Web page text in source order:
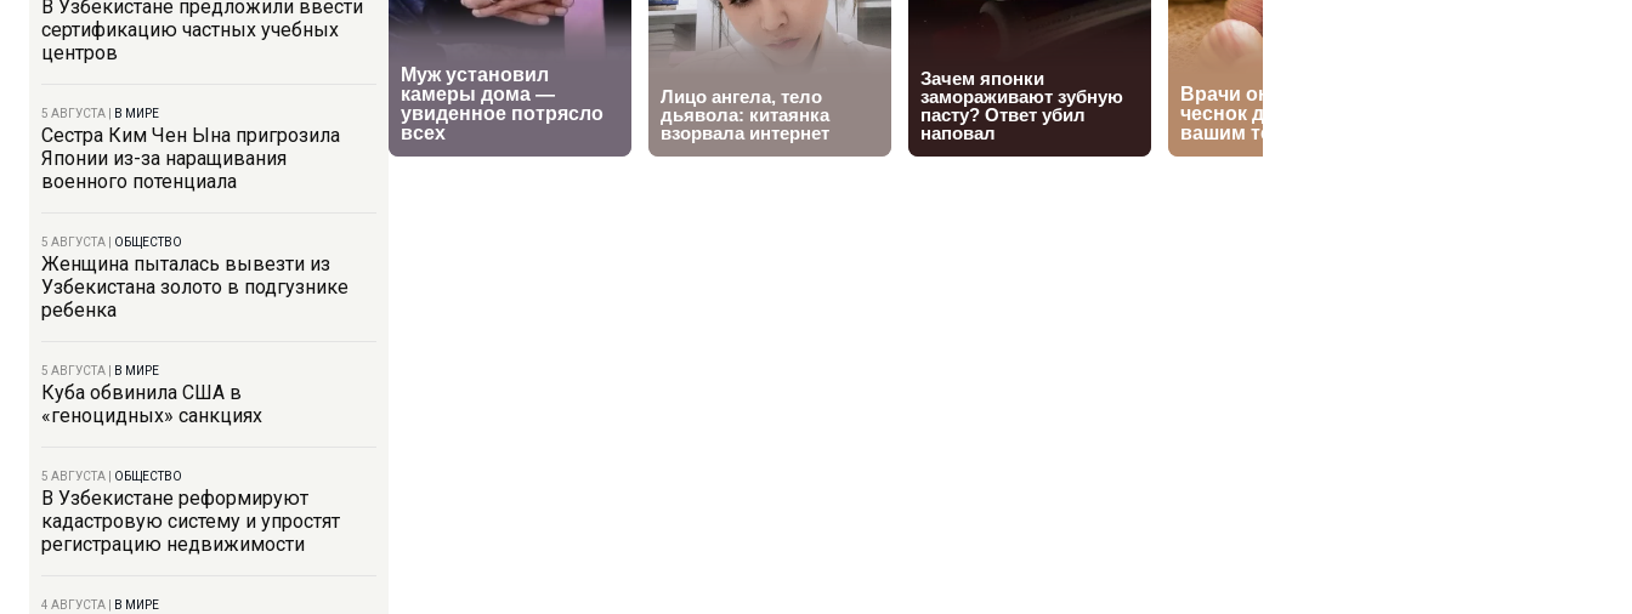
В Узбекистане предложили ввести
сертификацию частных учебных
центров
5 АВГУСТА В МИРЕ
Сестра Ким Чен Ына пригрозила
Японии из-за наращивания
военного потенциала
5 АВГУСТА ОБЩЕСТВО
Женщина пыталась вывезти из
Узбекистана золото в подгузнике
ребенка
5 АВГУСТА В МИРЕ
Куба обвинила США в
«геноцидных» санкциях
5 АВГУСТА ОБЩЕСТВО
В Узбекистане реформируют
кадастровую систему и упростят
регистрацию недвижимости
4 АВГУСТА В МИРЕ